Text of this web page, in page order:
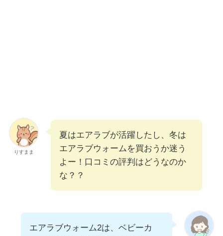
りすまま
夏はエアラブが活躍したし、冬は
エアラブウォームを買おうか迷う
よー！口コミの評判はどうなのか
な？？
エアラブウォーム2は、ベビーカ